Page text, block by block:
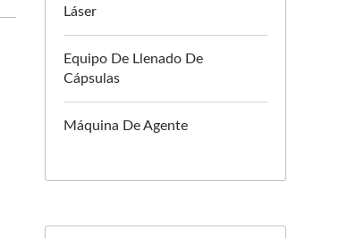
Láser
Equipo De Llenado De
Cápsulas
Máquina De Agente